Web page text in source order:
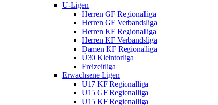
U-Ligen
Herren GF Regionalliga
Herren GF Verbandsliga
Herren KF Regionalliga
Herren KF Verbandsliga
Damen KF Regionalliga
Ü30 Kleintorliga
Freizeitliga
Erwachsene Ligen
U17 KF Regionalliga
U15 GF Regionalliga
U15 KF Regionalliga